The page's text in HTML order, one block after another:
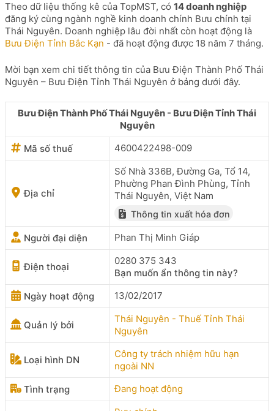
Theo dữ liệu thống kê của TopMST, có 14 doanh nghiệp
đăng ký cùng ngành nghề kinh doanh chính Bưu chính tại
Thái Nguyên. Doanh nghiệp lâu đời nhất còn hoạt động là
Bưu Điện Tỉnh Bắc Kạn - đã hoạt động được 18 năm 7 tháng.
Mời bạn xem chi tiết thông tin của Bưu Điện Thành Phố Thái
Nguyên – Bưu Điện Tỉnh Thái Nguyên ở bảng dưới đây.
Bưu Điện Thành Phố Thái Nguyên - Bưu Điện Tỉnh Thái
Nguyên
Mã số thuế
4600422498-009
Địa chỉ
Số Nhà 336B, Đường Ga, Tổ 14,
Phường Phan Đình Phùng, Tỉnh
Thái Nguyên, Việt Nam
Thông tin xuất hóa đơn
Người đại diện Phan Thị Minh Giáp
Điện thoại
0280 375 343
Bạn muốn ẩn thông tin này?
Ngày hoạt động
13/02/2017
Quản lý bởi
Thái Nguyên - Thuế Tỉnh Thái
Nguyên
Loại hình DN
Công ty trách nhiệm hữu hạn
ngoài NN
Tình trạng
Đang hoạt động